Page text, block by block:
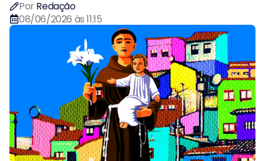
Por Redação
08/06/2026 às 11:15